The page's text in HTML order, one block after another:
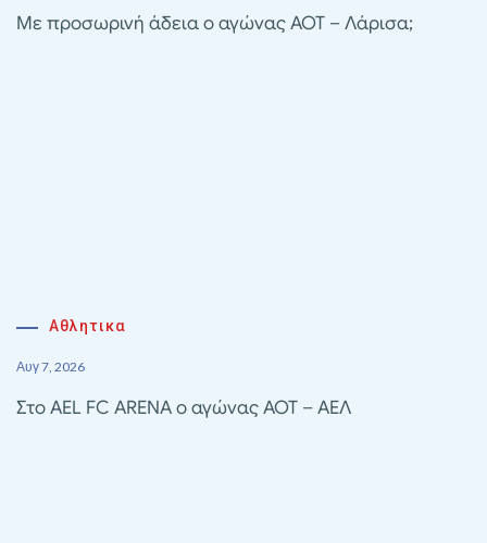
Με προσωρινή άδεια ο αγώνας ΑΟΤ – Λάρισα;
Αθλητικα
Αυγ 7, 2026
Στο AEL FC ARENA ο αγώνας ΑΟΤ – ΑΕΛ